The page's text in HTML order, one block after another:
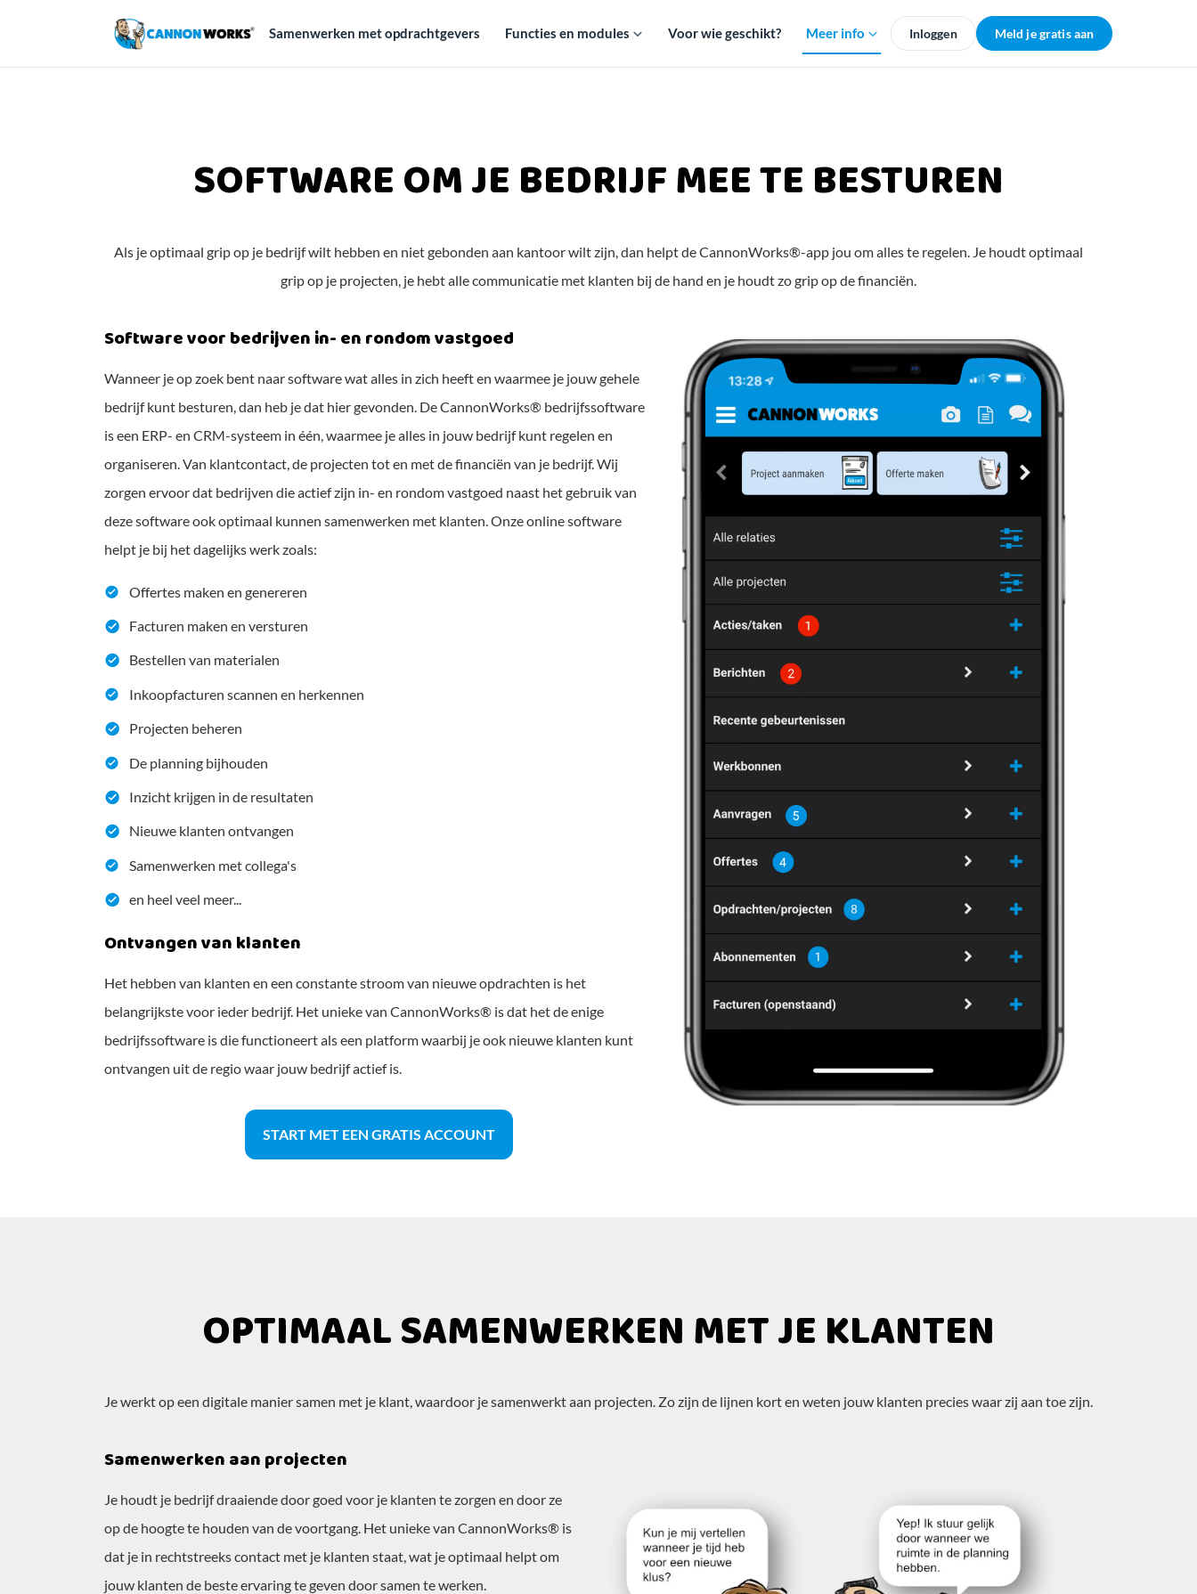
Samenwerken met opdrachtgevers Functies en modules Voor wie geschikt? Meer info Inloggen Meld je gratis aan
SOFTWARE OM JE BEDRIJF MEE TE BESTUREN
Als je optimaal grip op je bedrijf wilt hebben en niet gebonden aan kantoor wilt zijn, dan helpt de CannonWorks®-app jou om alles te regelen. Je houdt optimaal
grip op je projecten, je hebt alle communicatie met klanten bij de hand en je houdt zo grip op de financiën.
Software voor bedrijven in- en rondom vastgoed
Wanneer je op zoek bent naar software wat alles in zich heeft en waarmee je jouw gehele
bedrijf kunt besturen, dan heb je dat hier gevonden. De CannonWorks® bedrijfssoftware
is een ERP- en CRM-systeem in één, waarmee je alles in jouw bedrijf kunt regelen en
organiseren. Van klantcontact, de projecten tot en met de financiën van je bedrijf. Wij
zorgen ervoor dat bedrijven die actief zijn in- en rondom vastgoed naast het gebruik van
deze software ook optimaal kunnen samenwerken met klanten. Onze online software
helpt je bij het dagelijks werk zoals:
Offertes maken en genereren
Facturen maken en versturen
Bestellen van materialen
Inkoopfacturen scannen en herkennen
Projecten beheren
De planning bijhouden
Inzicht krijgen in de resultaten
Nieuwe klanten ontvangen
Samenwerken met collega's
en heel veel meer...
Ontvangen van klanten
Het hebben van klanten en een constante stroom van nieuwe opdrachten is het
belangrijkste voor ieder bedrijf. Het unieke van CannonWorks® is dat het de enige
bedrijfssoftware is die functioneert als een platform waarbij je ook nieuwe klanten kunt
ontvangen uit de regio waar jouw bedrijf actief is.
START MET EEN GRATIS ACCOUNT
OPTIMAAL SAMENWERKEN MET JE KLANTEN
Je werkt op een digitale manier samen met je klant, waardoor je samenwerkt aan projecten. Zo zijn de lijnen kort en weten jouw klanten precies waar zij aan toe zijn.
Samenwerken aan projecten
Je houdt je bedrijf draaiende door goed voor je klanten te zorgen en door ze
op de hoogte te houden van de voortgang. Het unieke van CannonWorks® is
dat je in rechtstreeks contact met je klanten staat, wat je optimaal helpt om
jouw klanten de beste ervaring te geven door samen te werken.